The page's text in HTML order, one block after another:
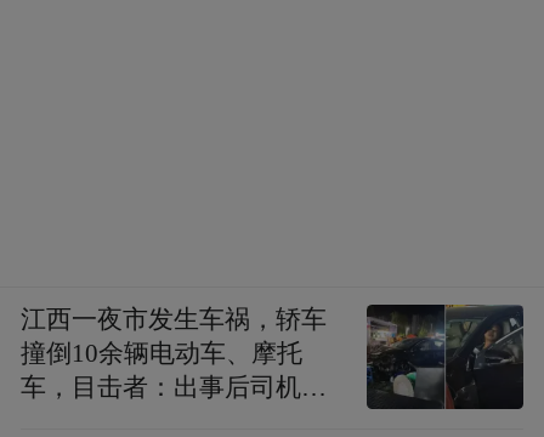
江西一夜市发生车祸，轿车
撞倒10余辆电动车、摩托
车，目击者：出事后司机一